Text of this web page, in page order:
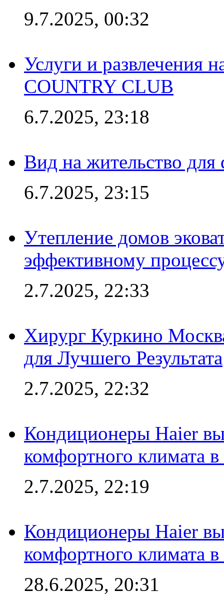
9.7.2025, 00:32
Услуги и развлечения
COUNTRY CLUB
6.7.2025, 23:18
Вид на жительство
6.7.2025, 23:15
Утепление домов
эффективному
2.7.2025, 22:33
Хирург Куркино
для Лучшего Результата
2.7.2025, 22:32
Кондиционеры Haier
комфортного климата
2.7.2025, 22:19
Кондиционеры Haier
комфортного климата
28.6.2025, 20:31